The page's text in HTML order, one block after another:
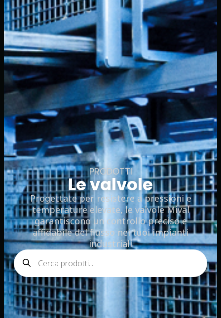
PRODOTTI
Le valvole
Progettate per resistere a pressioni e
temperature elevate, le valvole Mival
garantiscono un controllo preciso e
affidabile del flusso nei tuoi impianti
industriali